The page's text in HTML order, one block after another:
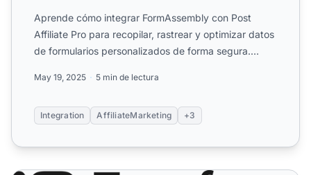
Aprende cómo integrar FormAssembly con Post
Affiliate Pro para recopilar, rastrear y optimizar datos
de formularios personalizados de forma segura.
May 19, 2025 5 min de lectura
Integration AffiliateMarketing +3